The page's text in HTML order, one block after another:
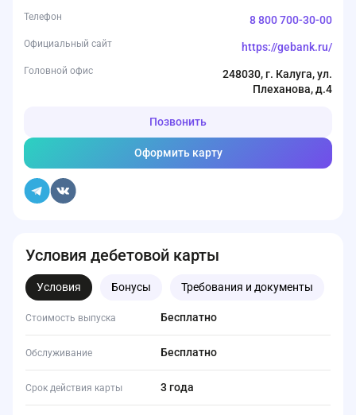
Условия дебетовой карты
Условия Бонусы Требования и документы
Стоимость выпуска Бесплатно
Обслуживание Бесплатно
Срок действия карты 3 года
Телефон 8 800 700-30-00
Официальный сайт https://gebank.ru/
Головной офис
248030, г. Калуга, ул.
Плеханова, д.4
Позвонить
Оформить карту